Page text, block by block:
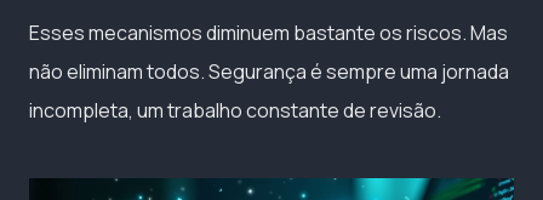
Esses mecanismos diminuem bastante os riscos. Mas
não eliminam todos. Segurança é sempre uma jornada
incompleta, um trabalho constante de revisão.